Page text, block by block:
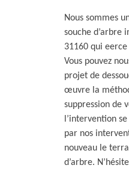
Nous sommes
souche d’arbre
31160 qui
Vous pouvez
projet de
œuvre la
suppression de
l’intervention
par nos
nouveau le
d’arbre.